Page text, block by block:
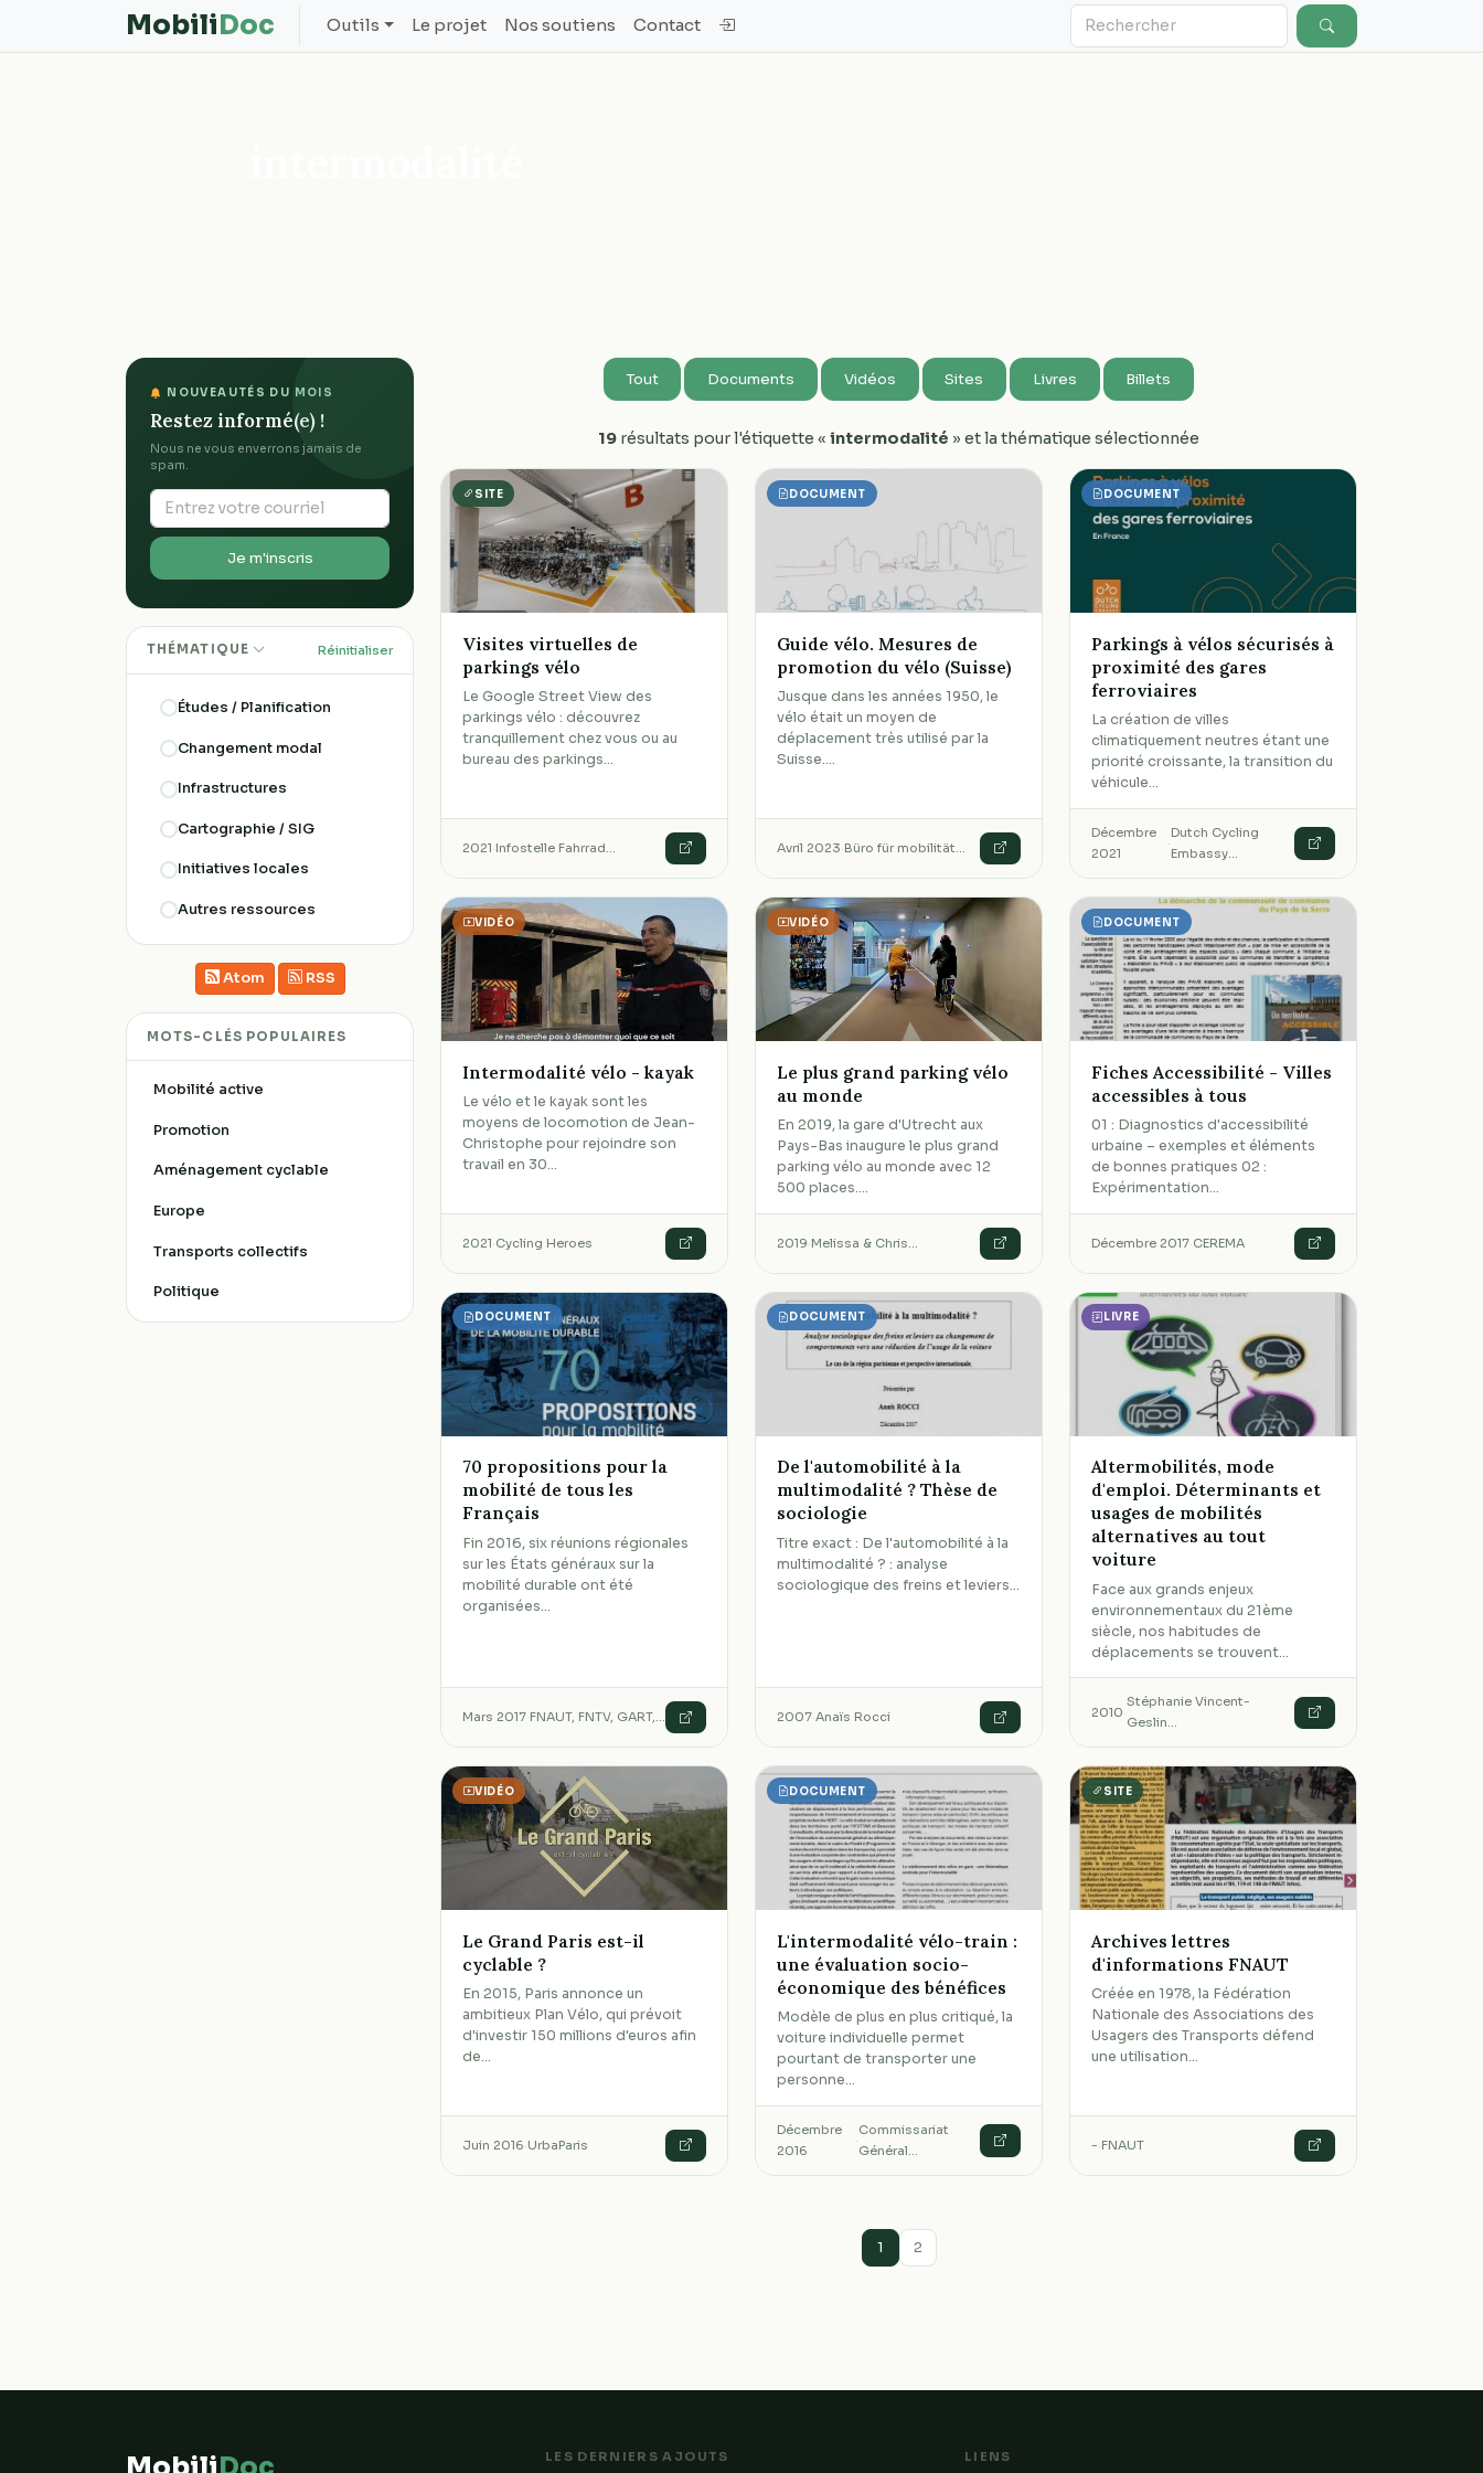
MobiliDoc Outils Le projet Nos soutiens Contact
NOUVEAUTÉS DU MOIS
Restez informé(e) !
Nous ne vous enverrons jamais de
spam.
Je m'inscris
THÉMATIQUE Réinitialiser
Études / Planification
Changement modal
Infrastructures
Cartographie / SIG
Initiatives locales
Autres ressources
Atom RSS
MOTS-CLÉS POPULAIRES
Mobilité active
Promotion
Aménagement cyclable
Europe
Transports collectifs
Politique
Tout Documents Vidéos Sites Livres Billets
19 résultats pour l'étiquette « intermodalité » et la thématique sélectionnée
SITE
Visites virtuelles de
parkings vélo
Le Google Street View des
parkings vélo : découvrez
tranquillement chez vous ou au
bureau des parkings…
2021·Infostelle Fahrrad…
DOCUMENT
Guide vélo. Mesures de
promotion du vélo (Suisse)
Jusque dans les années 1950, le
vélo était un moyen de
déplacement très utilisé par la
Suisse.…
Avril 2023·Büro für mobilität…
DOCUMENT
Parkings à vélos sécurisés à
proximité des gares
ferroviaires
La création de villes
climatiquement neutres étant une
priorité croissante, la transition du
véhicule…
Décembre
2021
·
Dutch Cycling
Embassy…
VIDÉO
Intermodalité vélo - kayak
Le vélo et le kayak sont les
moyens de locomotion de Jean-
Christophe pour rejoindre son
travail en 30…
2021·Cycling Heroes
VIDÉO
Le plus grand parking vélo
au monde
En 2019, la gare d'Utrecht aux
Pays-Bas inaugure le plus grand
parking vélo au monde avec 12
500 places.…
2019·Melissa & Chris…
DOCUMENT
Fiches Accessibilité - Villes
accessibles à tous
01 : Diagnostics d'accessibilité
urbaine – exemples et éléments
de bonnes pratiques 02 :
Expérimentation…
Décembre 2017·CEREMA
DOCUMENT
70 propositions pour la
mobilité de tous les
Français
Fin 2016, six réunions régionales
sur les États généraux sur la
mobilité durable ont été
organisées…
Mars 2017·FNAUT, FNTV, GART,…
DOCUMENT
De l'automobilité à la
multimodalité ? Thèse de
sociologie
Titre exact : De l'automobilité à la
multimodalité ? : analyse
sociologique des freins et leviers…
2007·Anaïs Rocci
LIVRE
Altermobilités, mode
d'emploi. Déterminants et
usages de mobilités
alternatives au tout
voiture
Face aux grands enjeux
environnementaux du 21ème
siècle, nos habitudes de
déplacements se trouvent…
2010·
Stéphanie Vincent-
Geslin…
VIDÉO
Le Grand Paris est-il
cyclable ?
En 2015, Paris annonce un
ambitieux Plan Vélo, qui prévoit
d'investir 150 millions d'euros afin
de…
Juin 2016·UrbaParis
DOCUMENT
L'intermodalité vélo-train :
une évaluation socio-
économique des bénéfices
Modèle de plus en plus critiqué, la
voiture individuelle permet
pourtant de transporter une
personne…
Décembre
2016
·
Commissariat
Général…
SITE
Archives lettres
d'informations FNAUT
Créée en 1978, la Fédération
Nationale des Associations des
Usagers des Transports défend
une utilisation…
-·FNAUT
1 2
LES DERNIERS AJOUTS LIENS